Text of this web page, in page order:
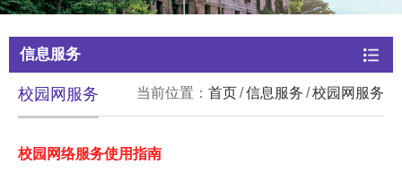
信息服务
当前位置： 首页/信息服务 /校园网服务
校园网服务
校园网络服务使用指南